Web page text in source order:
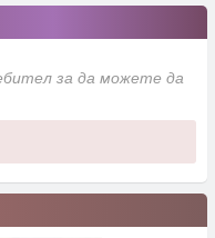
за да можете да